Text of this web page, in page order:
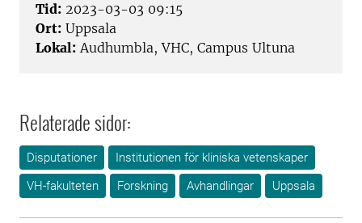
Tid: 2023-03-03 09:15
Ort: Uppsala
Lokal: Audhumbla, VHC, Campus Ultuna
Relaterade sidor:
Disputationer
Institutionen för kliniska vetenskaper
VH-fakulteten
Forskning Avhandlingar Uppsala